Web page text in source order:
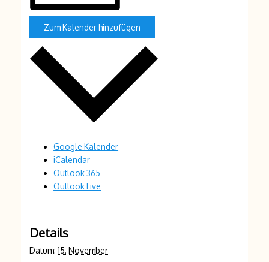
Zum Kalender hinzufügen
Google Kalender
iCalendar
Outlook 365
Outlook Live
Details
Datum: 15. November